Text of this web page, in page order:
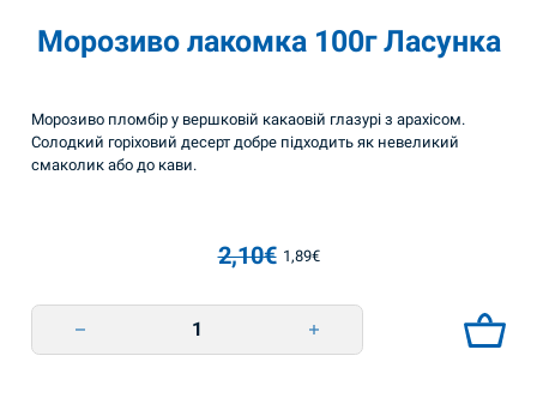
Морозиво лакомка 100г Ласунка
Морозиво пломбір у вершковій какаовій глазурі з арахісом.
Солодкий горіховий десерт добре підходить як невеликий
смаколик або до кави.
2,10€
Оригінальна ціна: 2,10€.
1,89€
Поточна ціна: 1,89€.